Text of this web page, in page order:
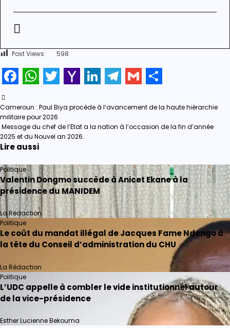
Post Views: 598
Facebook
WhatsApp
Twitter
Yahoo
Mail
LinkedIn
Telegram
GmailShare
Navigation
de
l’article
Cameroun : Paul Biya procède à l’avancement de la haute hiérarchie
militaire pour 2026
Message du chef de l’Etat a la nation à l’occasion de la fin d’année
2025 et du Nouvel an 2026.
Lire aussi
Politique
Valentin Dongmo succède à Anicet Ekane à la
présidence du MANIDEM
La Rédaction
Politique
Le coût du mandat illégal de Jacques Fame Ndongo à
la tête du Conseil d’administration du CHU
La Rédaction
Politique
L’UDC appelle à combler le vide institutionnel autour
de la vice-présidence
Esther Lucienne Bekouma